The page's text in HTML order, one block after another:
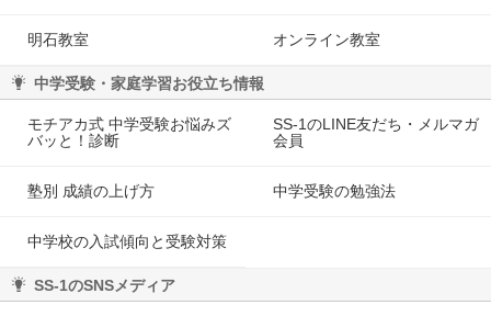
明石教室 オンライン教室
中学受験・家庭学習お役立ち情報
モチアカ式 中学受験お悩みズ
バッと！診断
SS-1のLINE友だち・メルマガ
会員
塾別 成績の上げ方 中学受験の勉強法
中学校の入試傾向と受験対策
SS-1のSNSメディア